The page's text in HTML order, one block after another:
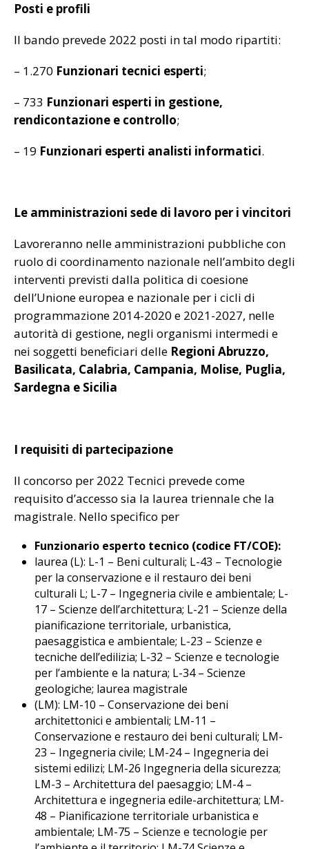
Posti e profili
Il bando prevede 2022 posti in tal modo ripartiti:
– 1.270 Funzionari tecnici esperti;
– 733 Funzionari esperti in gestione,
rendicontazione e controllo;
– 19 Funzionari esperti analisti informatici.
Le amministrazioni sede di lavoro per i vincitori
Lavoreranno nelle amministrazioni pubbliche con
ruolo di coordinamento nazionale nell’ambito degli
interventi previsti dalla politica di coesione
dell’Unione europea e nazionale per i cicli di
programmazione 2014-2020 e 2021-2027, nelle
autorità di gestione, negli organismi intermedi e
nei soggetti beneficiari delle Regioni Abruzzo,
Basilicata, Calabria, Campania, Molise, Puglia,
Sardegna e Sicilia
I requisiti di partecipazione
Il concorso per 2022 Tecnici prevede come
requisito d’accesso sia la laurea triennale che la
magistrale. Nello specifico per
Funzionario esperto tecnico (codice FT/COE):
laurea (L): L-1 – Beni culturali; L-43 – Tecnologie
per la conservazione e il restauro dei beni
culturali L; L-7 – Ingegneria civile e ambientale; L-
17 – Scienze dell’architettura; L-21 – Scienze della
pianificazione territoriale, urbanistica,
paesaggistica e ambientale; L-23 – Scienze e
tecniche dell’edilizia; L-32 – Scienze e tecnologie
per l’ambiente e la natura; L-34 – Scienze
geologiche; laurea magistrale
(LM): LM-10 – Conservazione dei beni
architettonici e ambientali; LM-11 –
Conservazione e restauro dei beni culturali; LM-
23 – Ingegneria civile; LM-24 – Ingegneria dei
sistemi edilizi; LM-26 Ingegneria della sicurezza;
LM-3 – Architettura del paesaggio; LM-4 –
Architettura e ingegneria edile-architettura; LM-
48 – Pianificazione territoriale urbanistica e
ambientale; LM-75 – Scienze e tecnologie per